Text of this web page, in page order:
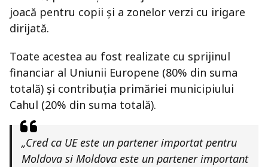
joacă pentru copii și a zonelor verzi cu irigare
dirijată.
Toate acestea au fost realizate cu sprijinul
financiar al Uniunii Europene (80% din suma
totală) și contribuția primăriei municipiului
Cahul (20% din suma totală).
„Cred ca UE este un partener importat pentru
Moldova si Moldova este un partener important